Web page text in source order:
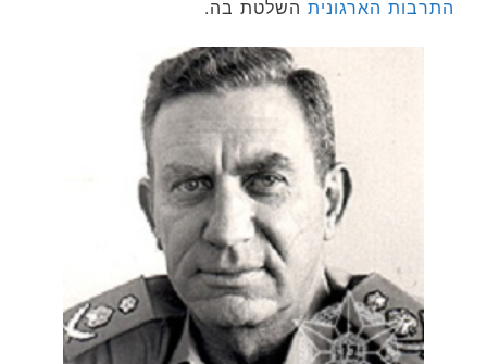
התרבות הארגונית השלטת בה.